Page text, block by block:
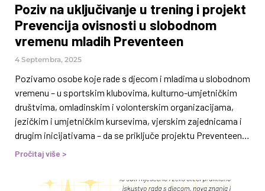
pružanja:• emocionalne podrške,• prijateljstva i pozitivnog
uzora,• mogućnosti za zdravo, sretno i aktivno djetinjstvo.
Kroz druženje s tobom, dijete dobija priliku da osjeti
pripadnost, sigurnost
Poziv na uključivanje u trening i projekt
Prevencija ovisnosti u slobodnom
vremenu mladih Preventeen
4 Septembra, 2025
Pozivamo osobe koje rade s djecom i mladima u slobodnom
vremenu – u sportskim klubovima, kulturno-umjetničkim
društvima, omladinskim i volonterskim organizacijama,
jezičkim i umjetničkim kursevima, vjerskim zajednicama i
drugim inicijativama – da se priključe projektu Preventeen i
sudjeluju u besplatnom treningu koji će se održati od 16. do
Džemala Bijedića 185). Kroz Preventeen želimo doprinijeti
Pročitaj više >